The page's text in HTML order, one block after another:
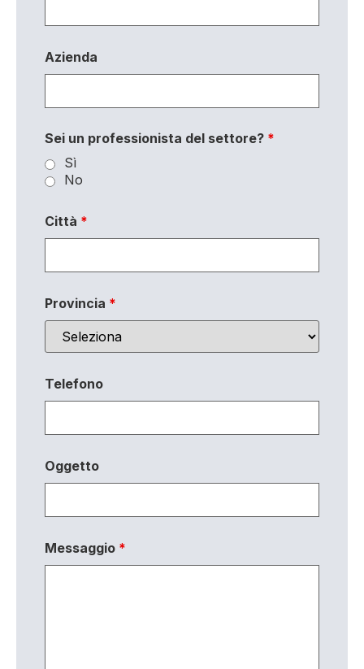
Azienda
Sei un professionista del settore? *
Sì
No
Città *
Provincia *
Telefono
Oggetto
Messaggio *